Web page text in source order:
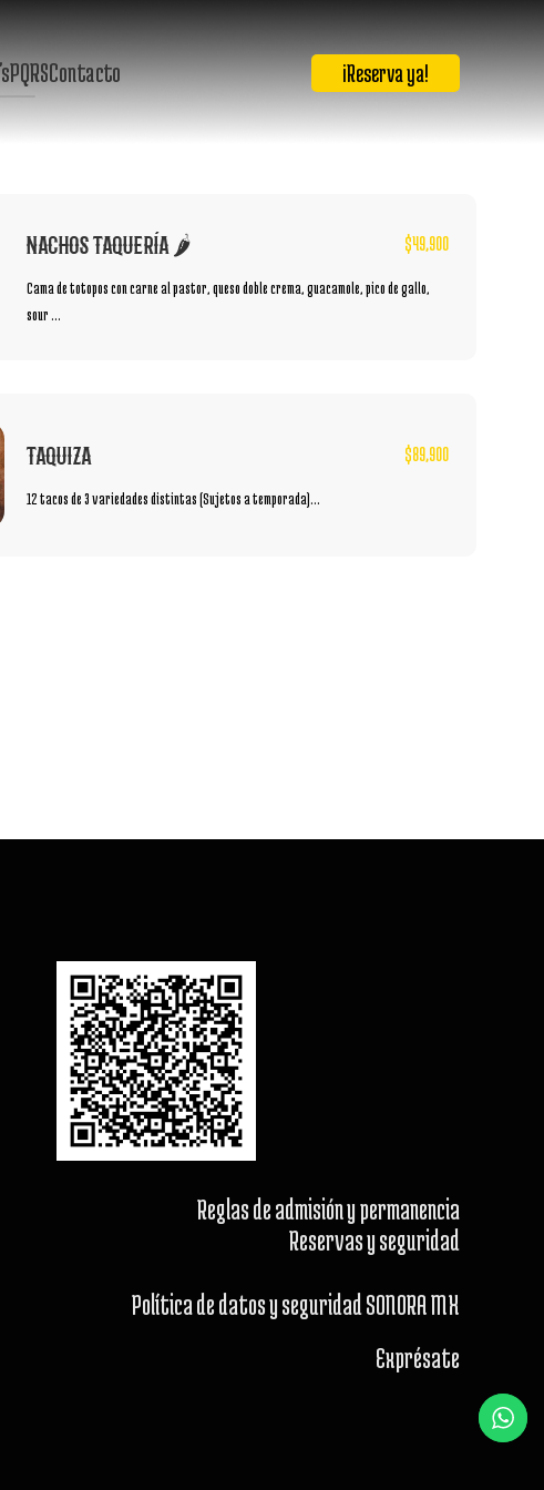
PQRSContacto ¡Reserva ya!
NACHOS TAQUERÍA 🌶️ $49,900
Cama de totopos con carne al pastor, queso doble crema, guacamole, pico de gallo,
sour ...
TAQUIZA $89,900
12 tacos de 3 variedades distintas (Sujetos a temporada)...
Reglas de admisión y permanencia
Reservas y seguridad
Política de datos y seguridad SONORA MX
Exprésate